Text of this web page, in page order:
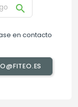

en contacto